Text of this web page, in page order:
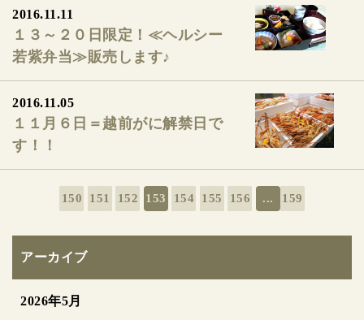
2016.11.11
１３～２０日限定！≪ヘルシー
若紫弁当≫販売します♪
2016.11.05
１１月６日＝越前がに解禁日で
す！！
150 151 152 153 154 155 156 ... 159
アーカイブ
2026年5月